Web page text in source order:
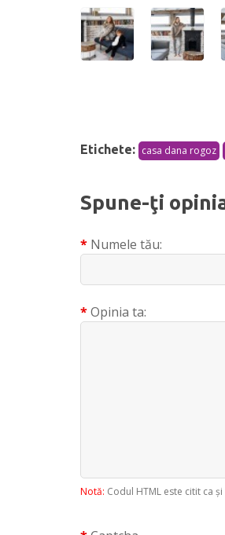
Etichete: casa dana rogoz
Spune-ţi
Numele tău:
Opinia ta:
Notă: Codul HTML este citit ca şi